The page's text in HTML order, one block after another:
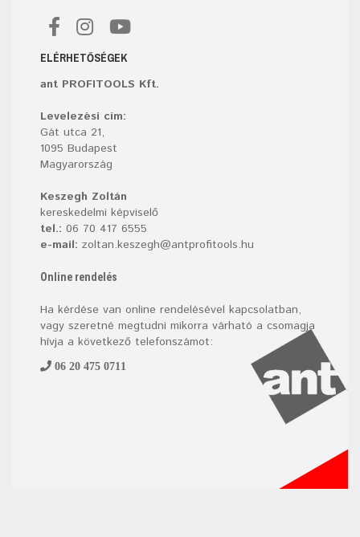
ELÉRHETŐSÉGEK
ant PROFITOOLS Kft.
Levelezési cím:
Gát utca 21,
1095 Budapest
Magyarország
Keszegh Zoltán
kereskedelmi képviselő
tel.: 06 70 417 6555
e-mail: zoltan.keszegh@antprofitools.hu
Online rendelés
Ha kérdése van online rendelésével kapcsolatban,
vagy szeretné megtudni mikorra várható a csomagja
hívja a következő telefonszámot:
06 20 475 0711